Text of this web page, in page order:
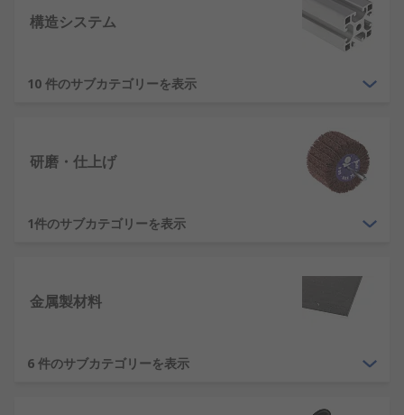
構造システム
10 件のサブカテゴリーを表示
研磨・仕上げ
1件のサブカテゴリーを表示
金属製材料
6 件のサブカテゴリーを表示